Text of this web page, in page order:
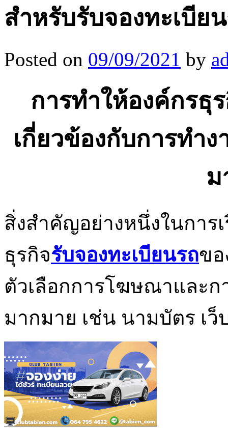
สำหรับรับจองทะเบี
Posted on 09/09/2021 by
การทำให้องค์กร
เกี่ยวข้องกับการทำ
ม
สิ่งสำคัญอย่างหนึ่งในการ
ธุรกิจรับจองทะเบียนรถข
ตัวเลือกการโฆษณาและก
มากมาย เช่น นามบัตร เ